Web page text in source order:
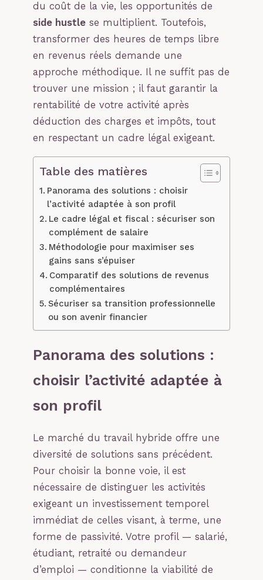
du coût de la vie, les opportunités de
side hustle se multiplient. Toutefois,
transformer des heures de temps libre
en revenus réels demande une
approche méthodique. Il ne suffit pas de
trouver une mission ; il faut garantir la
rentabilité de votre activité après
déduction des charges et impôts, tout
en respectant un cadre légal exigeant.
Table des matières
Panorama des solutions : choisir
l’activité adaptée à son profil
Le cadre légal et fiscal : sécuriser son
complément de salaire
Méthodologie pour maximiser ses
gains sans s’épuiser
Comparatif des solutions de revenus
complémentaires
Sécuriser sa transition professionnelle
ou son avenir financier
Panorama des solutions :
choisir l’activité adaptée à
son profil
Le marché du travail hybride offre une
diversité de solutions sans précédent.
Pour choisir la bonne voie, il est
nécessaire de distinguer les activités
exigeant un investissement temporel
immédiat de celles visant, à terme, une
forme de passivité. Votre profil — salarié,
étudiant, retraité ou demandeur
d’emploi — conditionne la viabilité de